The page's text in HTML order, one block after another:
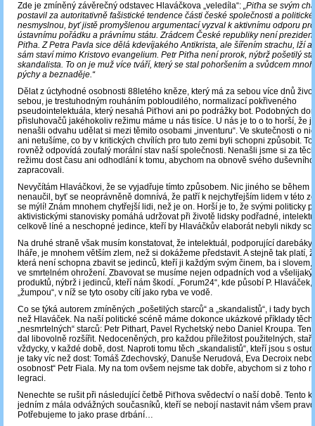
Zde je zmíněný závěrečný odstavec Hlaváčkova „veledíla“: „Piťha se svým
postavil za autoritativně fašistické tendence části české společnosti a
nesmyslnou, byť jistě promyšlenou argumentací vyzval k aktivnímu odporu
ústavnímu pořádku a právnímu státu. Zrádcem České republiky není
Piťha. Z Petra Pavla sice dělá kdevíjakého Antikrista, ale šířením strachu, lží a
sám staví mimo Kristovo evangelium. Petr Piťha není prorok, nýbrž pošetilý
skandalista. To on je muž více tváří, který se stal pohoršením a svůdcem
pýchy a beznaděje.“
Dělat z úctyhodné osobnosti 88letého kněze, který má za sebou více dnů
sebou, je trestuhodným rouháním pobloudilého, normalizací pokřiveného
pseudointelektuála, který nesahá Piťhovi ani po podrážky bot. Podobných
přisluhovačů jakéhokoliv režimu máme u nás tisíce. U nás je to o to horší, že
nenašli odvahu udělat si mezi těmito osobami „inventuru“. Ve skutečnosti o
ani netušíme, co by v kritických chvílích pro tuto zemi byli schopni způsobit.
rovněž odpovídá zoufalý morální stav naší společnosti. Nenašli jsme si za
režimu dost času ani odhodlání k tomu, abychom na obnově svého
zapracovali.
Nevyčítám Hlaváčkovi, že se vyjadřuje tímto způsobem. Nic jiného se během
nenaučil, byť se neoprávněně domnívá, že patří k nejchytřejším lidem v této
se mýlí! Znám mnohem chytřejší lidi, než je on. Horší je to, že svými politicky
aktivistickými stanovisky pomáhá udržovat při životě lidsky podřadné,
celkově líné a neschopné jedince, kteří by Hlaváčkův elaborát nebyli nikdy
Na druhé straně však musím konstatovat, že intelektuál, podporující
lháře, je mnohem větším zlem, než si dokážeme představit. A stejně tak platí,
která není schopna zbavit se jedinců, kteří ji každým svým činem, ba i
ve smrtelném ohrožení. Zbavovat se musíme nejen odpadních vod a
produktů, nýbrž i jedinců, kteří nám škodí. „Forum24“, kde působí P.
„žumpou“, v níž se tyto osoby cítí jako ryba ve vodě.
Co se týká autorem zmíněných „pošetilých starců“ a „skandalistů“, i tady bych
než Hlaváček. Na naší politické scéně máme dokonce ukázkové příklady
„nesmrtelných“ starců: Petr Pithart, Pavel Rychetský nebo Daniel Kroupa.
dal libovolně rozšířit. Nedoceněných, pro každou příležitost použitelných,
vždycky, v každé době, dost. Naproti tomu těch „skandalistů“, kteří jsou s
je taky víc než dost: Tomáš Zdechovský, Danuše Nerudová, Eva Decroix nebo
osobnost“ Petr Fiala. My na tom ovšem nejsme tak dobře, abychom si z toho
legraci.
Nenechte se rušit při následující četbě Piťhova svědectví o naší době. Tento
jedním z mála odvážných současníků, kteří se nebojí nastavit nám všem
Potřebujeme to jako prase drbání…